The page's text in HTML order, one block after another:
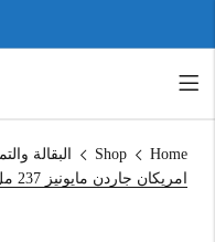
Home
Shop
امريكان جاردن مايونيز 237 مل